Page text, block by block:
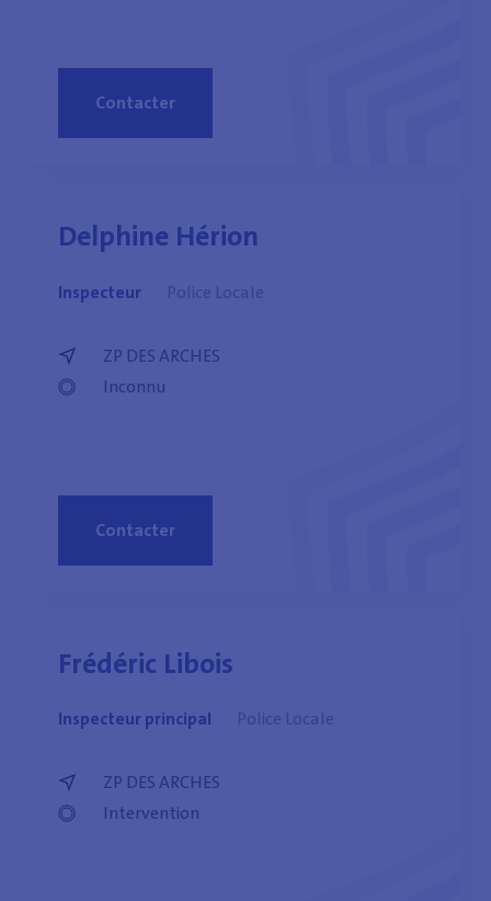
Contacter
Delphine Hérion
Inspecteur Police Locale
ZP DES ARCHES
Inconnu
Contacter
Frédéric Libois
Inspecteur principal Police Locale
ZP DES ARCHES
Intervention